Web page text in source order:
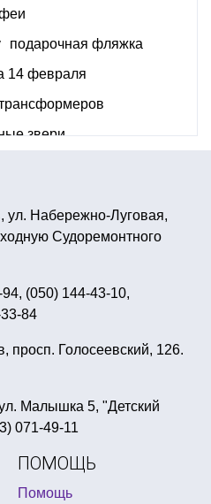
подарочная фляжка
14 февраля
звери
шар
рождения девочке
фигур
костюм
украина
ул. Набережно-Луговая,
Судоремонтного
(050) 144-43-10,
84
просп. Голосеевский, 126.
Малышка 5, "Детский
071-49-11
ПОМОЩЬ
Помощь